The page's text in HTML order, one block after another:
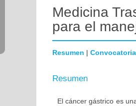
Medicina
para el
Resumen | Convocatoria
Resumen
El cáncer gástrico es